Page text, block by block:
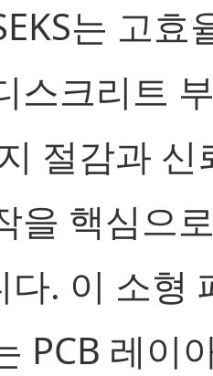
는 고효
스크리트
절감과 신
을 핵심으
다. 이 소형
PCB 레이